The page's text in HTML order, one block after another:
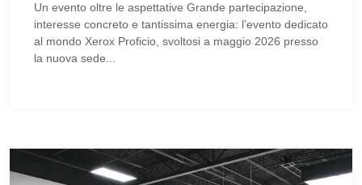
Un evento oltre le aspettative Grande partecipazione,
interesse concreto e tantissima energia: l’evento dedicato
al mondo Xerox Proficio, svoltosi a maggio 2026 presso
la nuova sede...